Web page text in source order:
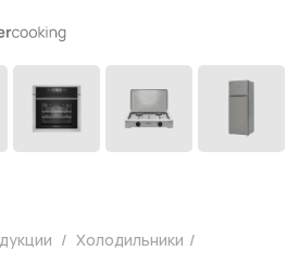
Холодильники